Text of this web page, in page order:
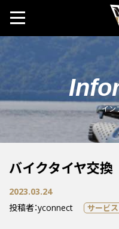
イン
バイクタイヤ交
2023.03.24
投稿者：yconnect
サービス